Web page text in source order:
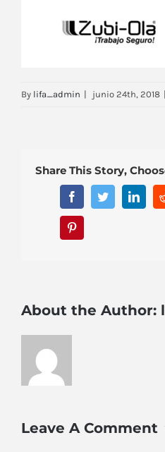
By lifa_admin | junio 24th, 2018 |
Share This Story,
FacebookTwitter
About the Author:
Leave A Comment